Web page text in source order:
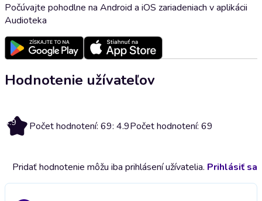
Počúvajte pohodlne na Android a iOS zariadeniach v aplikácii
Audioteka
Hodnotenie užívateľov
4.9 Počet hodnotení: 69: 4.9Počet hodnotení: 69
Pridať hodnotenie môžu iba prihlásení užívatelia. Prihlásiť sa